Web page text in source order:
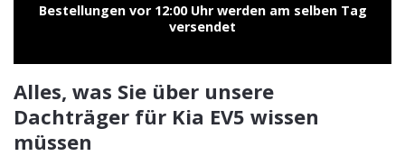
Bestellungen vor 12:00 Uhr werden am selben Tag
versendet
Alles, was Sie über unsere
Dachträger für Kia EV5 wissen
müssen